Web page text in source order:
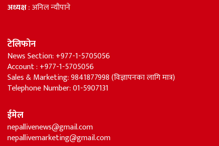
अध्यक्ष: अनिल न्यौपाने
टेलिफोन
News Section: +977-1-5705056
Account : +977-1-5705056
Sales & Marketing: 9841877998 (विज्ञापनका लागि मात्र)
Telephone Number: 01-5907131
ईमेल
nepallivenews@gmail.com
nepallivemarketing@gmail.com